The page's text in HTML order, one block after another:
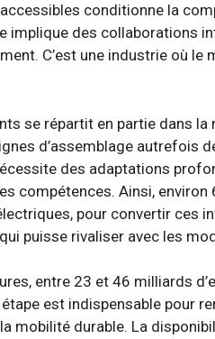
conditionne la
implique des collaborations
C’est une industrie où
se répartit en partie dans
d’assemblage autrefois
des adaptations
compétences. Ainsi,
pour convertir ces
puisse rivaliser avec les
entre 23 et 46 milliards
est indispensable pour
mobilité durable. La